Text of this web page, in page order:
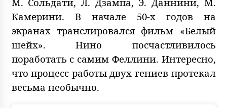
Камерини. В начале 50-х годов на
экранах транслировался фильм «Белый
шейх». Нино посчастливилось
поработать с самим Феллини. Интересно,
что процесс работы двух гениев протекал
весьма необычно.